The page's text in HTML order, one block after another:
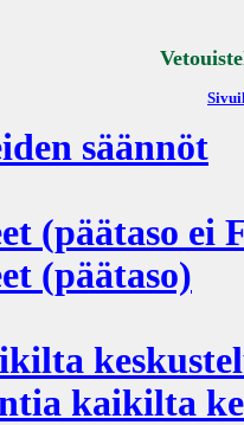
säännöt
(päätaso ei
(päätaso)
kaikilta